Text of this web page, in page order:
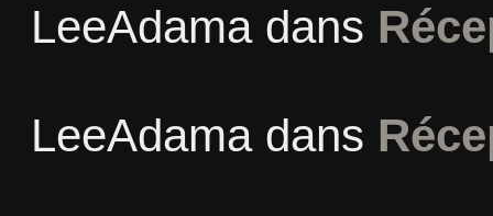
LeeAdamadans
LeeAdamadans